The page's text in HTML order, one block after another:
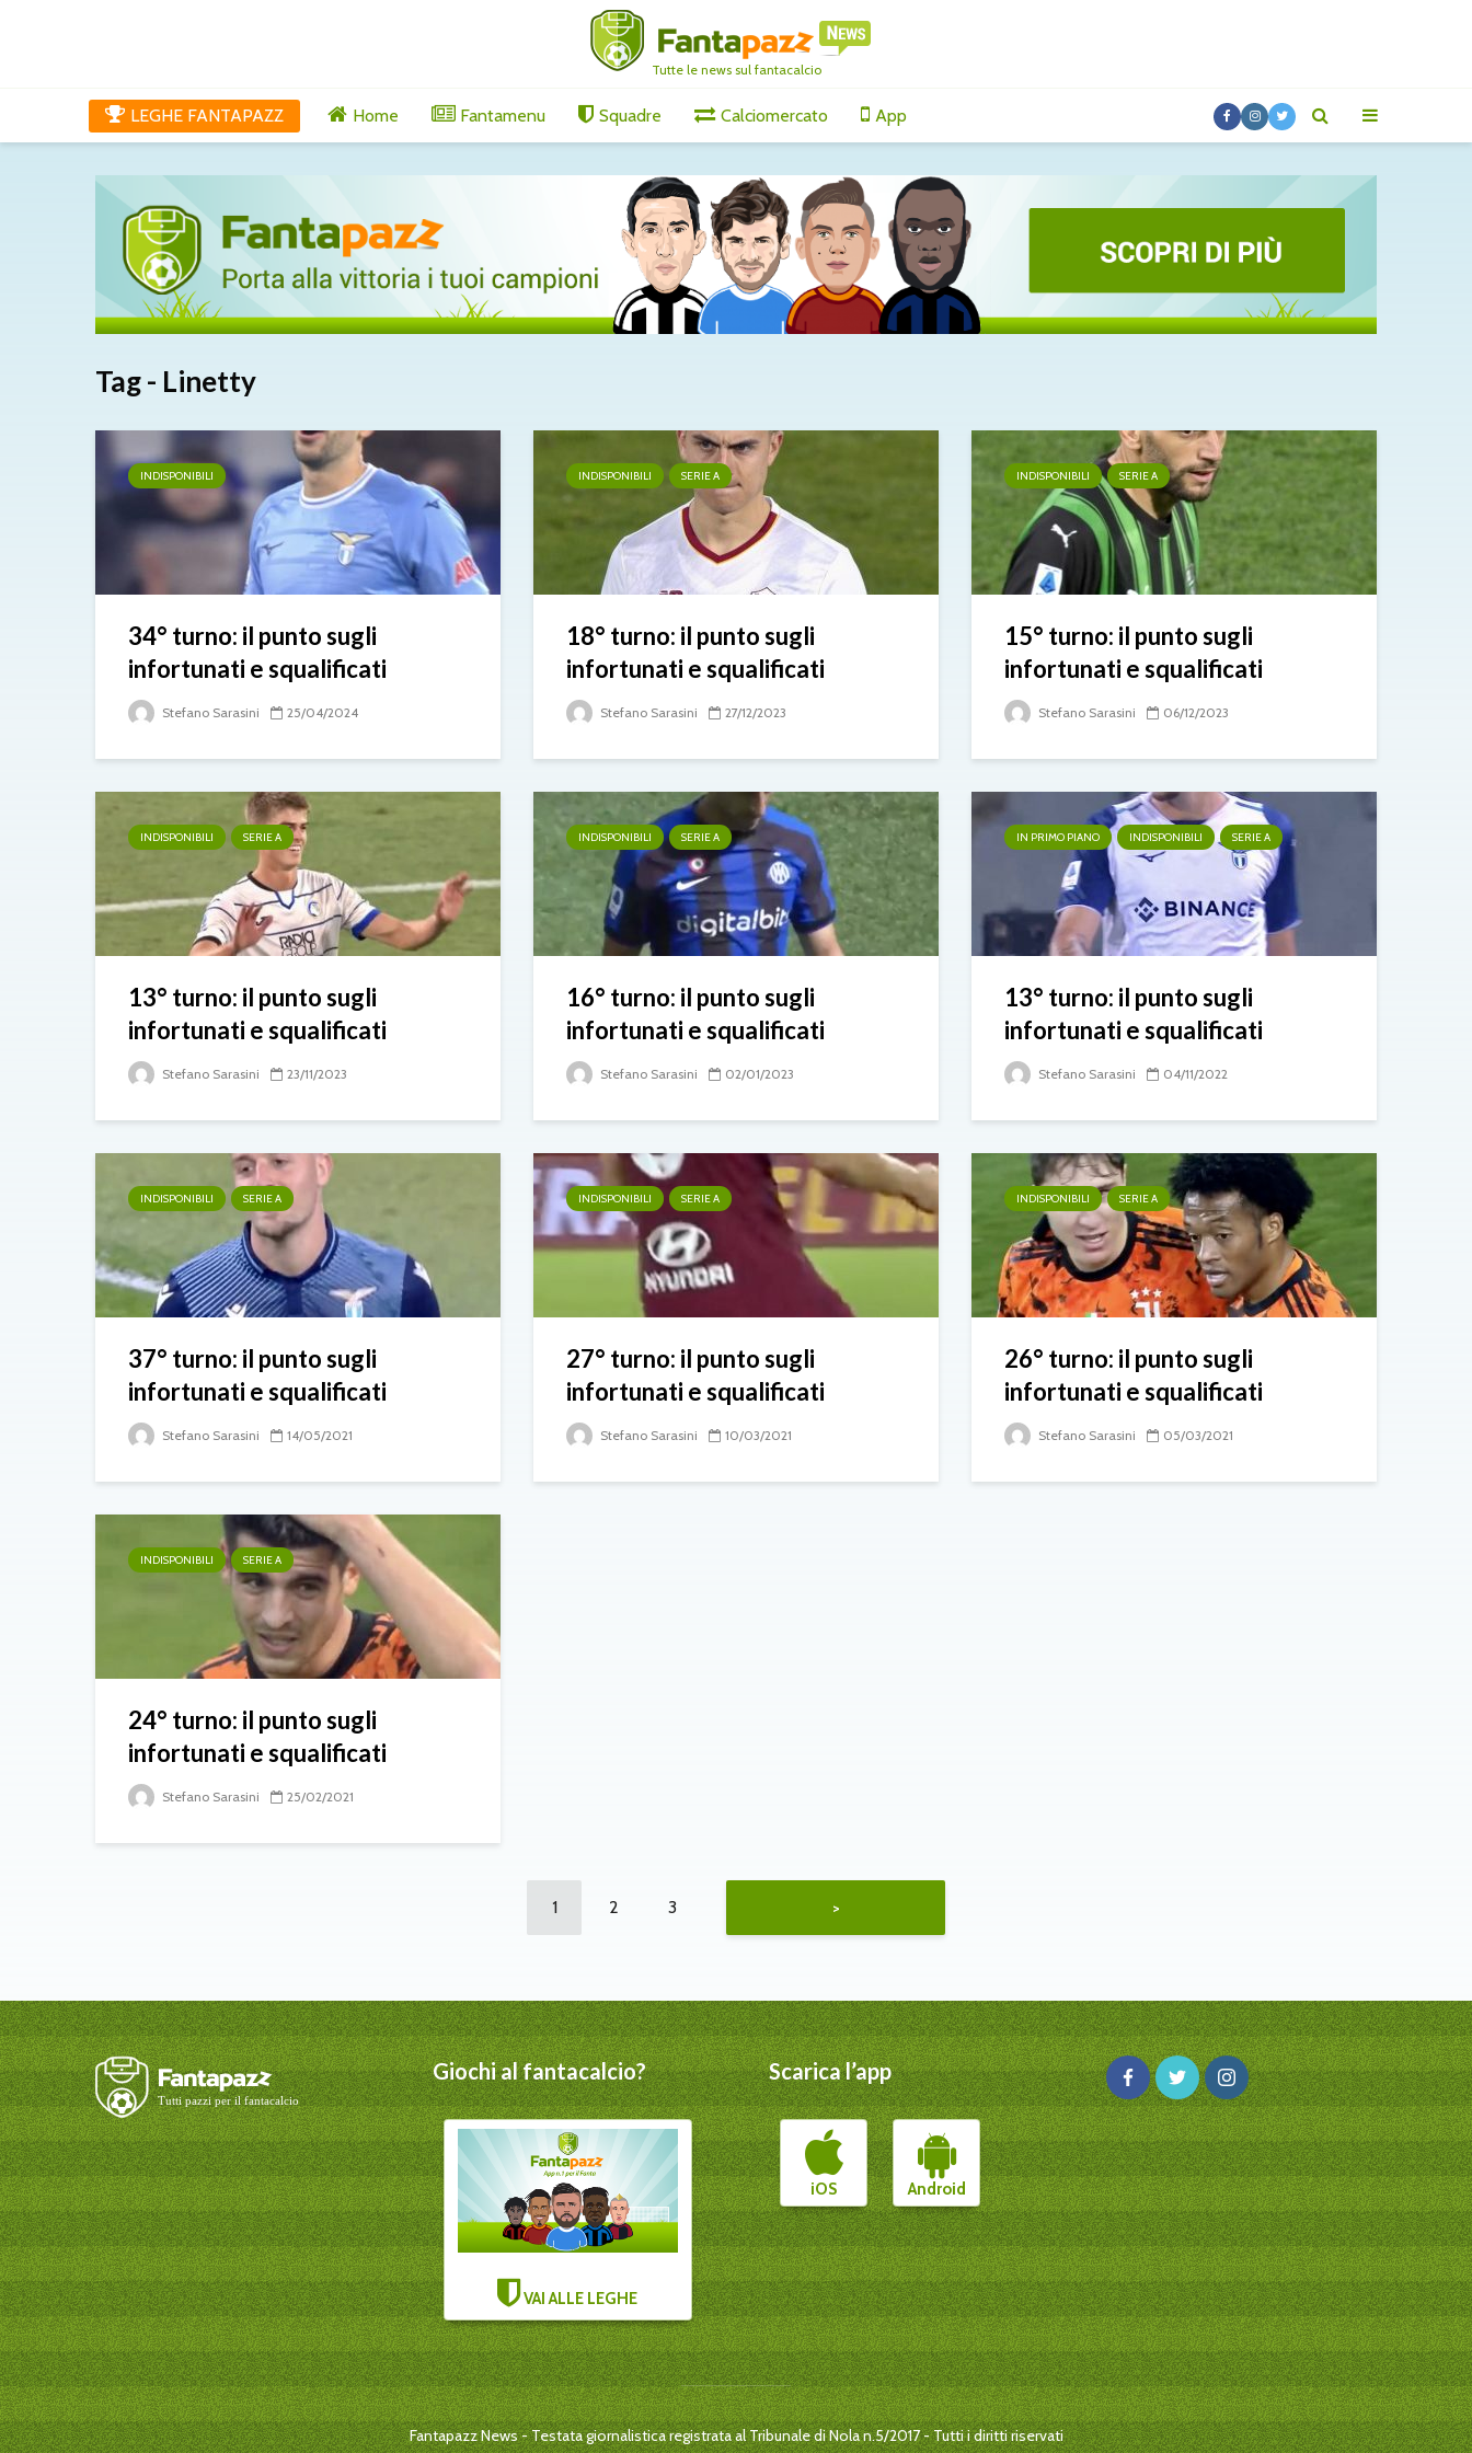
Tutte le news sul fantacalcio
LEGHE FANTAPAZZ Home Fantamenu Squadre Calciomercato App
Tag - Linetty
INDISPONIBILI
34° turno: il punto sugli
infortunati e squalificati
Stefano Sarasini 25/04/2024
INDISPONIBILI SERIE A
18° turno: il punto sugli
infortunati e squalificati
Stefano Sarasini 27/12/2023
INDISPONIBILI SERIE A
15° turno: il punto sugli
infortunati e squalificati
Stefano Sarasini 06/12/2023
INDISPONIBILI SERIE A
13° turno: il punto sugli
infortunati e squalificati
Stefano Sarasini 23/11/2023
INDISPONIBILI SERIE A
16° turno: il punto sugli
infortunati e squalificati
Stefano Sarasini 02/01/2023
IN PRIMO PIANO INDISPONIBILI SERIE A
13° turno: il punto sugli
infortunati e squalificati
Stefano Sarasini 04/11/2022
INDISPONIBILI SERIE A
37° turno: il punto sugli
infortunati e squalificati
Stefano Sarasini 14/05/2021
INDISPONIBILI SERIE A
27° turno: il punto sugli
infortunati e squalificati
Stefano Sarasini 10/03/2021
INDISPONIBILI SERIE A
26° turno: il punto sugli
infortunati e squalificati
Stefano Sarasini 05/03/2021
INDISPONIBILI SERIE A
24° turno: il punto sugli
infortunati e squalificati
Stefano Sarasini 25/02/2021
1 2 3 >
Giochi al fantacalcio?
VAI ALLE LEGHE
Scarica l’app
iOS Android
Fantapazz News - Testata giornalistica registrata al Tribunale di Nola n.5/2017 - Tutti i diritti riservati